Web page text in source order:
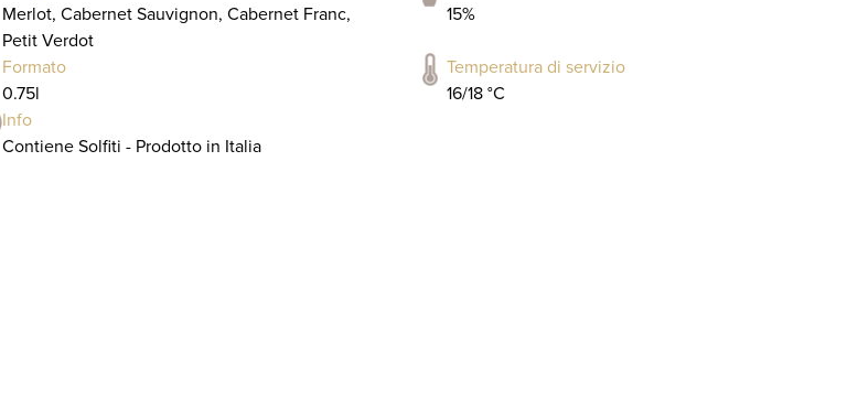
Merlot, Cabernet Sauvignon, Cabernet Franc,
Petit Verdot
15%
Formato
0.75l
Temperatura di servizio
16/18 °C
Info
Contiene Solfiti - Prodotto in Italia